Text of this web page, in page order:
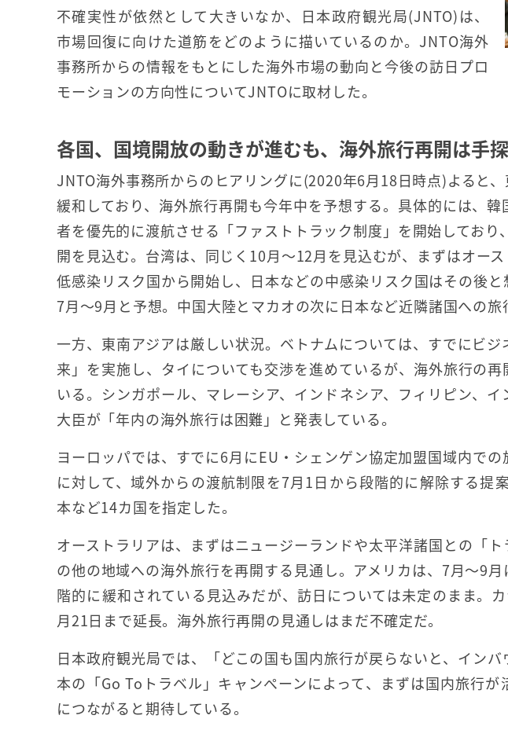
不確実性が依然として大きいなか、日本政府観光局(JNTO)は、
市場回復に向けた道筋をどのように描いているのか。JNTO海外
事務所からの情報をもとにした海外市場の動向と今後の訪日プロ
モーションの方向性についてJNTOに取材した。
各国、国境開放の動きが進むも、海外旅行再開は手
JNTO海外事務所からのヒアリングに(2020年6月18日時点)よると
緩和しており、海外旅行再開も今年中を予想する。具体的には、
者を優先的に渡航させる「ファストトラック制度」を開始してお
開を見込む。台湾は、同じく10月～12月を見込むが、まずはオー
低感染リスク国から開始し、日本などの中感染リスク国はその後
7月～9月と予想。中国大陸とマカオの次に日本など近隣諸国への旅
一方、東南アジアは厳しい状況。ベトナムについては、すでにビ
来」を実施し、タイについても交渉を進めているが、海外旅行の
いる。シンガポール、マレーシア、インドネシア、フィリピン、
大臣が「年内の海外旅行は困難」と発表している。
ヨーロッパでは、すでに6月にEU・シェンゲン協定加盟国域内で
に対して、域外からの渡航制限を7月1日から段階的に解除する提
本など14カ国を指定した。
オーストラリアは、まずはニュージーランドや太平洋諸国との「
の他の地域への海外旅行を再開する見通し。アメリカは、7月～9
階的に緩和されている見込みだが、訪日については未定のまま。
月21日まで延長。海外旅行再開の見通しはまだ不確定だ。
日本政府観光局では、「どこの国も国内旅行が戻らないと、イン
本の「Go Toトラベル」キャンぺーンによって、まずは国内旅行
につながると期待している。